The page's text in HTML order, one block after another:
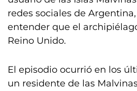
redes sociales de
entender que el
Reino Unido.
El episodio ocurrió en los
un residente de las